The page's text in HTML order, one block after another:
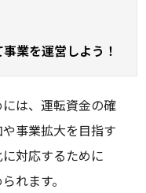
業を運営しよう！
は、運転資金の確
事業拡大を目指す
対応するために
れます。